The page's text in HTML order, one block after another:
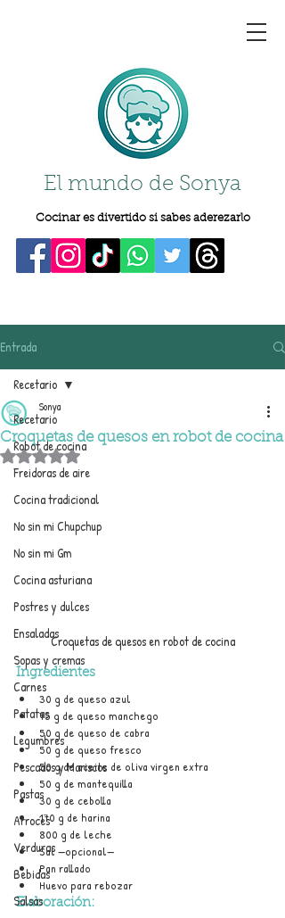
El mundo de Sonya
Cocinar es divertido si sabes aderezarlo
Entrada
Recetario
Robot de cocina
Freidoras de aire
Cocina tradicional
No sin mi Chupchup
No sin mi Gm
Cocina asturiana
Postres y dulces
Ensaladas
Sopas y cremas
Carnes
Patatas
Legumbres
Pescados y Mariscos
Pastas
Arroces
Verduras
Bebidas
Salsas
Recetario
Croquetas de quesos en robot de cocina
Sonya
Obtuvo NaN de 5 estrellas.
Croquetas de quesos en robot de cocina
Ingredientes
30 g de queso azul
75 g de queso manchego
50 g de queso de cabra
50 g de queso fresco
50 g de aceite de oliva virgen extra
50 g de mantequilla
30 g de cebolla
170 g de harina
800 g de leche
Sal —opcional—
Pan rallado
Huevo para rebozar
Elaboración: